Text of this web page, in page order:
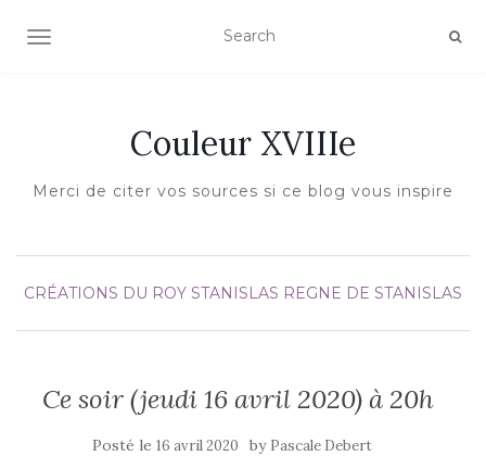
AFFICHER/MASQUER LA NAVIGATION
Couleur XVIIIe
Merci de citer vos sources si ce blog vous inspire
CRÉATIONS DU ROY STANISLAS REGNE DE STANISLAS
Ce soir (jeudi 16 avril 2020) à 20h
Posté le 16 avril 2020 by Pascale Debert